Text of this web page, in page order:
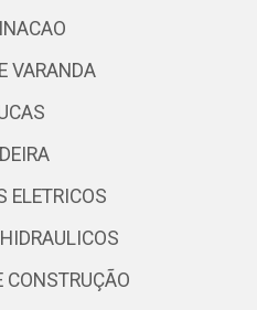
VARANDA
ELETRICOS
CONSTRUÇÃO